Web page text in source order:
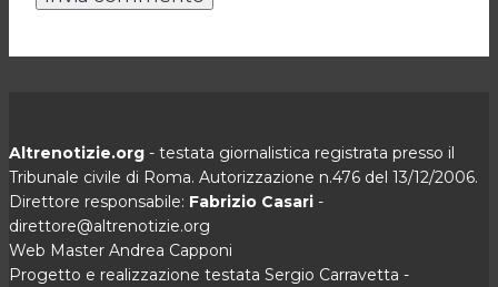
Altrenotizie.org - testata giornalistica registrata presso il
Tribunale civile di Roma. Autorizzazione n.476 del 13/12/2006.
Direttore responsabile: Fabrizio Casari -
direttore@altrenotizie.org
Web Master Andrea Capponi
Progetto e realizzazione testata Sergio Carravetta -